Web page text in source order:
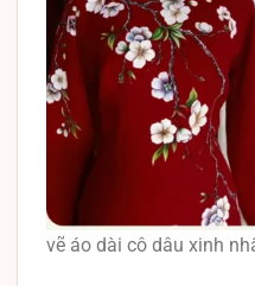
vẽ áo dài cô dâu xinh